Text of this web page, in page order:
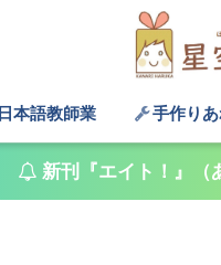
日本語教師業 手作り
新刊『エイト！』（